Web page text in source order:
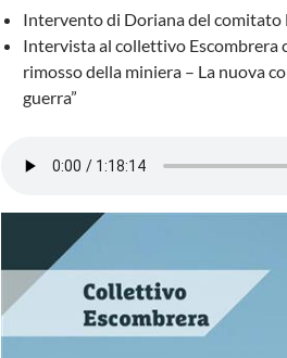
Intervento di Doriana del comitato
Intervista al collettivo Escombrera
rimosso della miniera – La nuova
guerra”